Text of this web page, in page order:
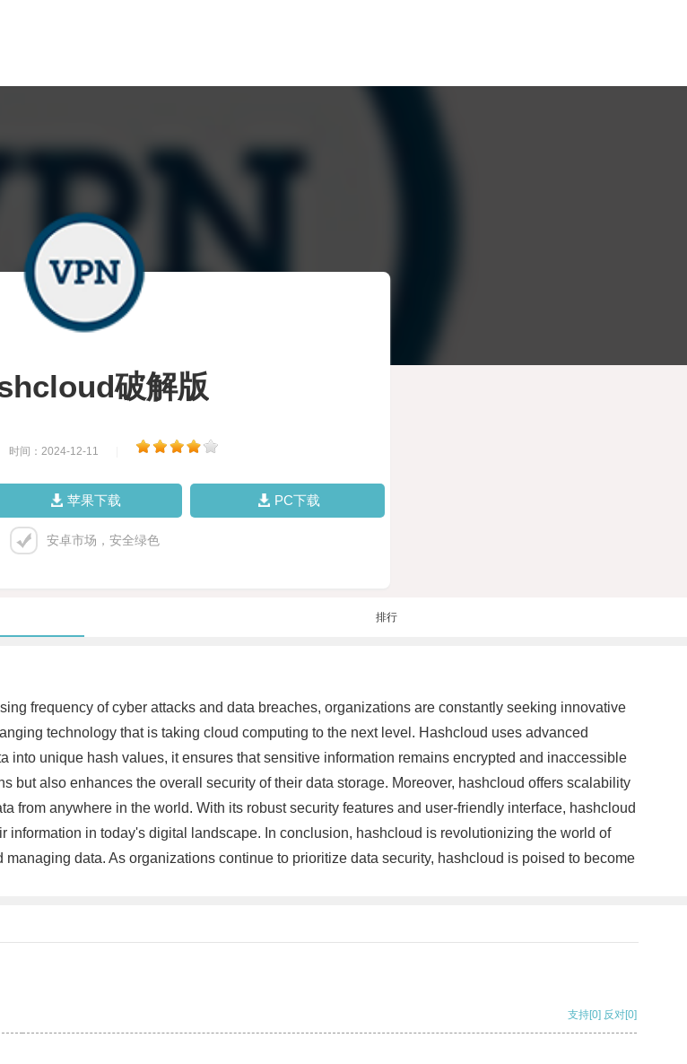
破解版
时间：2024-12-11
苹果下载 PC下载
安卓市场，安全绿色
排行
frequency of cyber attacks and data breaches, organizations are constantly seeking innovative
technology that is taking cloud computing to the next level. Hashcloud uses advanced
unique hash values, it ensures that sensitive information remains encrypted and inaccessible
but also enhances the overall security of their data storage. Moreover, hashcloud offers scalability
from anywhere in the world. With its robust security features and user-friendly interface, hashcloud
in today's digital landscape. In conclusion, hashcloud is revolutionizing the world of
data. As organizations continue to prioritize data security, hashcloud is poised to become
支持[0] 反对[0]